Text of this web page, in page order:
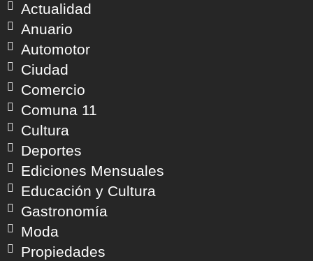
Actualidad
Anuario
Automotor
Ciudad
Comercio
Comuna 11
Cultura
Deportes
Ediciones Mensuales
Educación y Cultura
Gastronomía
Moda
Propiedades